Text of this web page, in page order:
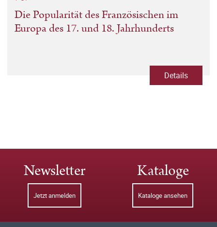
Die Popularität des Französischen im
Europa des 17. und 18. Jahrhunderts
Details
Newsletter
Jetzt anmelden
Kataloge
Kataloge ansehen